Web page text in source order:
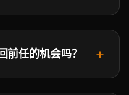
前任的机会吗？ +